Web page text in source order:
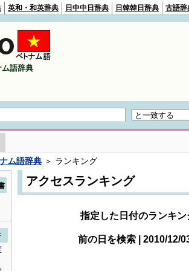
英和・和英辞典 日中中日辞典 日韓韓日辞典 古語辞
語辞典
ム語辞典 ＞ ランキング
アクセスランキング
指定した日付のランキ
前の日を検索 | 2010/12/